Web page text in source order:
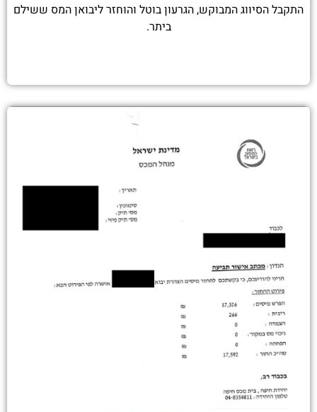
התקבל הסיווג המבוקש, הגרעון בוטל והוחזר ליבואן המס ששילם
ביתר.